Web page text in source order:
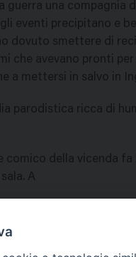
guerra una compagnia
eventi precipitano e
dovuto smettere di
che avevano pronti
a mettersi in salvo in
parodistica ricca di
comico della vicenda fa
A